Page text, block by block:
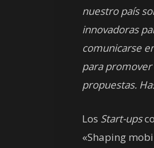
nuestro país
innovadoras
comunicarse
para promover
propuestas.
Los Start-ups
«Shaping